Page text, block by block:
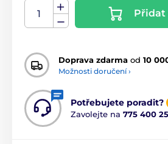
Přidat
Doprava zdarma od 10
Možnosti doručení ›
Potřebujete poradit?
Zavolejte na 775 400